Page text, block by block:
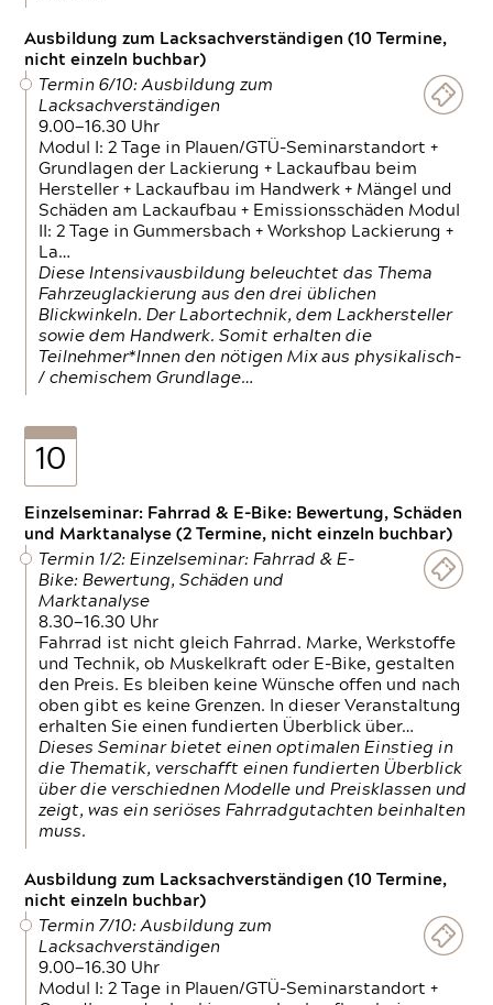
Ausbildung zum Lacksachverständigen (10 Termine,
nicht einzeln buchbar)
Termin 6/10: Ausbildung zum
Lacksachverständigen
9.00—16.30 Uhr
Modul I: 2 Tage in Plauen/GTÜ-Seminarstandort +
Grundlagen der Lackierung + Lackaufbau beim
Hersteller + Lackaufbau im Handwerk + Mängel und
Schäden am Lackaufbau + Emissionsschäden Modul
II: 2 Tage in Gummersbach + Workshop Lackierung +
La…
Diese Intensivausbildung beleuchtet das Thema
Fahrzeuglackierung aus den drei üblichen
Blickwinkeln. Der Labortechnik, dem Lackhersteller
sowie dem Handwerk. Somit erhalten die
Teilnehmer*Innen den nötigen Mix aus physikalisch-
/ chemischem Grundlage…
10
Einzelseminar: Fahrrad & E-Bike: Bewertung, Schäden
und Marktanalyse (2 Termine, nicht einzeln buchbar)
Termin 1/2: Einzelseminar: Fahrrad & E-
Bike: Bewertung, Schäden und
Marktanalyse
8.30—16.30 Uhr
Fahrrad ist nicht gleich Fahrrad. Marke, Werkstoffe
und Technik, ob Muskelkraft oder E-Bike, gestalten
den Preis. Es bleiben keine Wünsche offen und nach
oben gibt es keine Grenzen. In dieser Veranstaltung
erhalten Sie einen fundierten Überblick über…
Dieses Seminar bietet einen optimalen Einstieg in
die Thematik, verschafft einen fundierten Überblick
über die verschiednen Modelle und Preisklassen und
zeigt, was ein seriöses Fahrradgutachten beinhalten
muss.
Ausbildung zum Lacksachverständigen (10 Termine,
nicht einzeln buchbar)
Termin 7/10: Ausbildung zum
Lacksachverständigen
9.00—16.30 Uhr
Modul I: 2 Tage in Plauen/GTÜ-Seminarstandort +